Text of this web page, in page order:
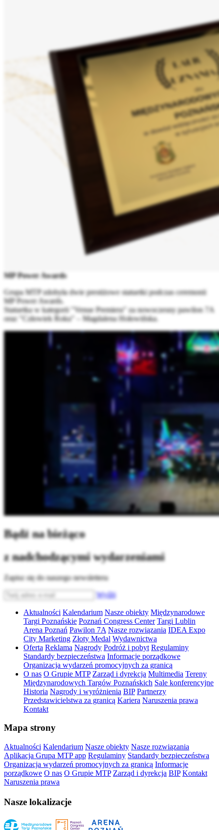
MP Power Awards
Grupa MTP zdobyła dwie prestiżowe statuetki podczas ceremonii
MP Power Awards.
Statuetka w kategorii "Venue Premiera" za nowoczesny pawilon 7A
oraz "Człowiek Roku" – Magdalena Hołowińska.
Bądź na bieżąco
z nadchodzącymi wydarzeniami
Zapisz się do naszego newslettera
Wyślij
Aktualności Kalendarium Nasze obiekty Międzynarodowe
Targi Poznańskie Poznań Congress Center Targi Lublin
Arena Poznań Pawilon 7A Nasze rozwiązania IDEA Expo
City Marketing Złoty Medal Wydawnictwa
Oferta Reklama Nagrody Podróż i pobyt Regulaminy
Standardy bezpieczeństwa Informacje porządkowe
Organizacja wydarzeń promocyjnych za granicą
O nas O Grupie MTP Zarząd i dyrekcja Multimedia Tereny
Międzynarodowych Targów Poznańskich Sale konferencyjne
Historia Nagrody i wyróżnienia BIP Partnerzy
Przedstawicielstwa za granicą Kariera Naruszenia prawa
Kontakt
Mapa strony
Aktualności Kalendarium Nasze obiekty Nasze rozwiązania
Aplikacja Grupa MTP app Regulaminy Standardy bezpieczeństwa
Organizacja wydarzeń promocyjnych za granicą Informacje
porządkowe O nas O Grupie MTP Zarząd i dyrekcja BIP Kontakt
Naruszenia prawa
Nasze lokalizacje